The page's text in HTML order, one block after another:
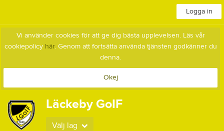
Logga in
Vi använder cookies för att ge dig bästa upplevelsen. Läs vår
cookiepolicy här. Genom att fortsätta använda tjänsten godkänner du
denna.
Okej
Läckeby GoIF
Välj lag